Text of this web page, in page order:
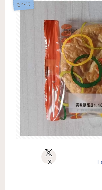
もへじ
X